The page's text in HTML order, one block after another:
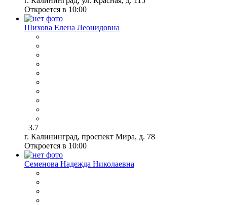
Откроется в 10:00
Шихова Елена Леонидовна
3.7
г. Калининград, проспект Мира, д. 78
Откроется в 10:00
Семенова Надежда Николаевна